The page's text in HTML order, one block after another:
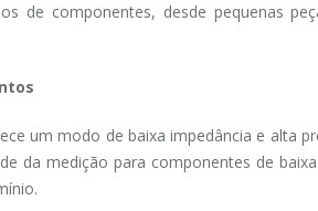
de componentes, desde pequenas
um modo de baixa impedância e alta
da medição para componentes de